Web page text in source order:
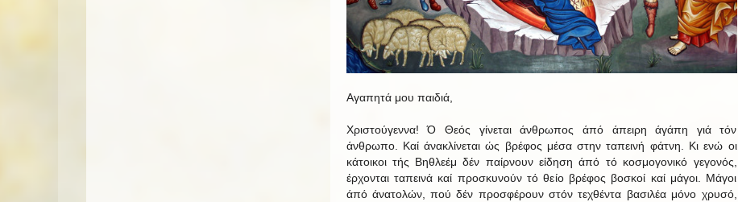
Αγαπητά μου παιδιά,
Χριστούγεννα! Ό Θεός γίνεται άνθρωπος άπό άπειρη άγάπη γιά τόν
άνθρωπο. Καί άνακλίνεται ώς βρέφος μέσα στην ταπεινή φάτνη. Κι ενώ οι
κάτοικοι τής Βηθλεέμ δέν παίρνουν είδηση άπό τό κοσμογονικό γεγονός,
έρχονται ταπεινά καί προσκυνούν τό θείο βρέφος βοσκοί καί μάγοι. Μάγοι
άπό άνατολών, πού δέν προσφέρουν στόν τεχθέντα βασιλέα μόνο χρυσό,